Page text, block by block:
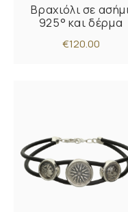
Βραχιόλι σε
925° και δέρμα
€120.00